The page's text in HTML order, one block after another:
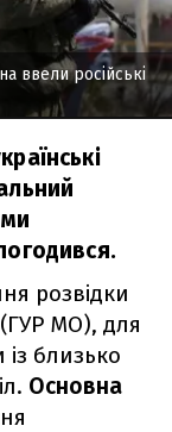
ввели російські
розвідки
МО), для
близько
Основна